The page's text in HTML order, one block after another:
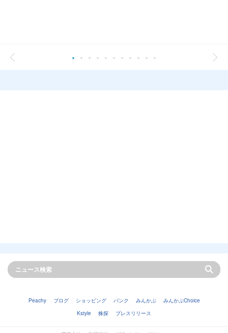
Peachy ブログ ショッピング バンク みんかぶ
みんかぶChoice
Kstyle
株探 プレスリリース